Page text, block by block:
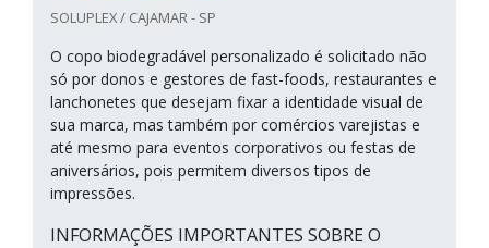
SOLUPLEX / CAJAMAR - SP
O copo biodegradável personalizado é solicitado não
só por donos e gestores de fast-foods, restaurantes e
lanchonetes que desejam fixar a identidade visual de
sua marca, mas também por comércios varejistas e
até mesmo para eventos corporativos ou festas de
aniversários, pois permitem diversos tipos de
impressões.
INFORMAÇÕES IMPORTANTES SOBRE O